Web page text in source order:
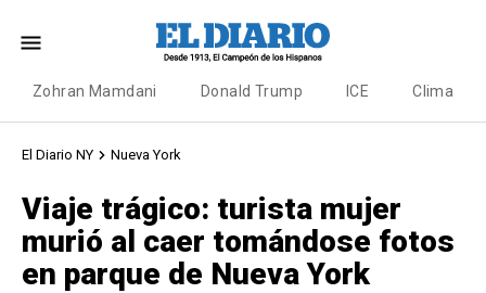
Zohran Mamdani Donald Trump ICE Clima
El Diario NY Nueva York
Viaje trágico: turista mujer
murió al caer tomándose fotos
en parque de Nueva York